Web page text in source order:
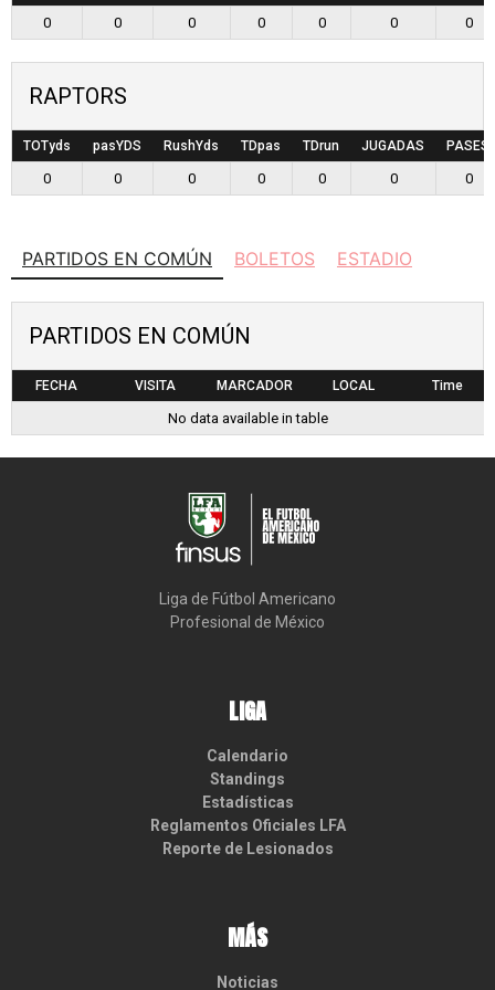
0 0 0 0 0 0 0
RAPTORS
TOTyds pasYDS RushYds TDpas TDrun JUGADAS PASES
0 0 0 0 0 0 0
PARTIDOS EN COMÚN BOLETOS ESTADIO
PARTIDOS EN COMÚN
FECHA VISITA MARCADOR LOCAL Time
No data available in table
Liga de Fútbol Americano
Profesional de México
LIGA
Calendario
Standings
Estadísticas
Reglamentos Oficiales LFA
Reporte de Lesionados
MÁS
Noticias